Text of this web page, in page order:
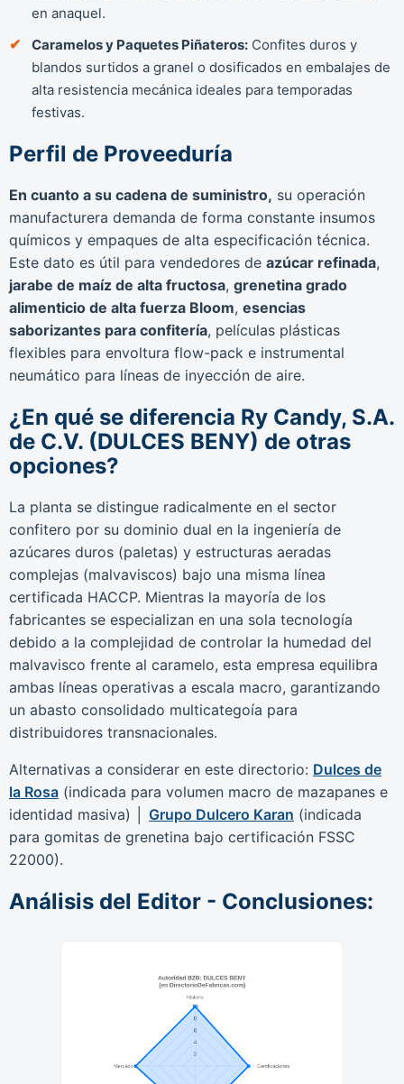
en anaquel.
Caramelos y Paquetes Piñateros: Confites duros y
blandos surtidos a granel o dosificados en embalajes de
alta resistencia mecánica ideales para temporadas
festivas.
Perfil de Proveeduría
En cuanto a su cadena de suministro, su operación
manufacturera demanda de forma constante insumos
químicos y empaques de alta especificación técnica.
Este dato es útil para vendedores de azúcar refinada,
jarabe de maíz de alta fructosa, grenetina grado
alimenticio de alta fuerza Bloom, esencias
saborizantes para confitería, películas plásticas
flexibles para envoltura flow-pack e instrumental
neumático para líneas de inyección de aire.
¿En qué se diferencia Ry Candy, S.A.
de C.V. (DULCES BENY) de otras
opciones?
La planta se distingue radicalmente en el sector
confitero por su dominio dual en la ingeniería de
azúcares duros (paletas) y estructuras aeradas
complejas (malvaviscos) bajo una misma línea
certificada HACCP. Mientras la mayoría de los
fabricantes se especializan en una sola tecnología
debido a la complejidad de controlar la humedad del
malvavisco frente al caramelo, esta empresa equilibra
ambas líneas operativas a escala macro, garantizando
un abasto consolidado multicategoía para
distribuidores transnacionales.
Alternativas a considerar en este directorio: Dulces de
la Rosa (indicada para volumen macro de mazapanes e
identidad masiva) │ Grupo Dulcero Karan (indicada
para gomitas de grenetina bajo certificación FSSC
22000).
Análisis del Editor - Conclusiones: